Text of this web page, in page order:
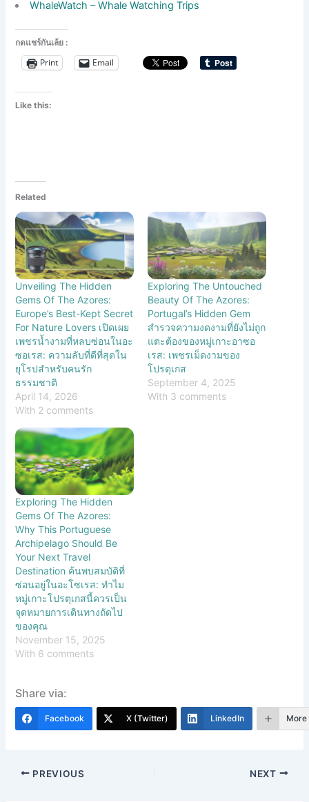
WhaleWatch – Whale Watching Trips
กดแชร์กันเล้ย :
Print Email
Like this:
Related
Unveiling The Hidden
Gems Of The Azores:
Europe’s Best-Kept Secret
For Nature Lovers เปิดเผย
เพชรน้ำงามที่หลบซ่อนในอะ
ซอเรส: ความลับที่ดีที่สุดใน
ยุโรปสำหรับคนรัก
ธรรมชาติ
April 14, 2026
With 2 comments
Exploring The Untouched
Beauty Of The Azores:
Portugal’s Hidden Gem
สำรวจความงดงามที่ยังไม่ถูก
แตะต้องของหมู่เกาะอาซอ
เรส: เพชรเม็ดงามของ
โปรตุเกส
September 4, 2025
With 3 comments
Exploring The Hidden
Gems Of The Azores:
Why This Portuguese
Archipelago Should Be
Your Next Travel
Destination ค้นพบสมบัติที่
ซ่อนอยู่ในอะโซเรส: ทำไม
หมู่เกาะโปรตุเกสนี้ควรเป็น
จุดหมายการเดินทางถัดไป
ของคุณ
November 15, 2025
With 6 comments
Share via:
Facebook X (Twitter) LinkedIn More
PREVIOUS NEXT